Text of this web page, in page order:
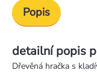
Popis
detailní popis
Dřevěná hračka s